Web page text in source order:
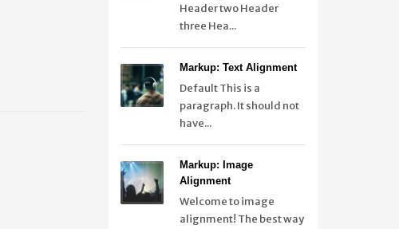
Header two Header
three Hea...
Markup: Text Alignment
Default This is a
paragraph. It should not
have...
Markup: Image
Alignment
Welcome to image
alignment! The best way